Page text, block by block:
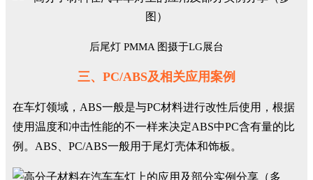
后尾灯 PMMA 图摄于LG展台
三、PC/ABS及相关应用案例
在车灯领域，ABS一般是与PC材料进行改性后使用，根据
使用温度和冲击性能的不一样来决定ABS中PC含有量的比
例。ABS、PC/ABS一般用于尾灯壳体和饰板。